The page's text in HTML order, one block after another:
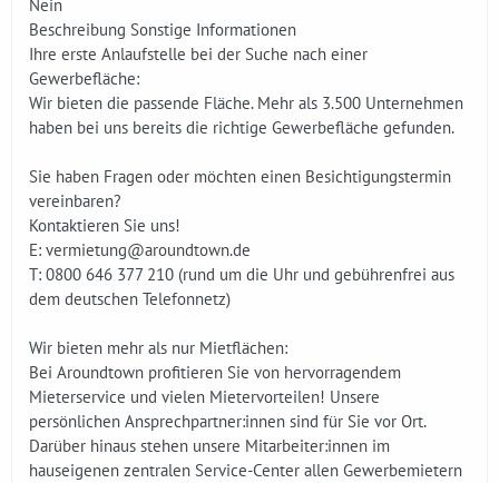
Nein
Beschreibung Sonstige Informationen
Ihre erste Anlaufstelle bei der Suche nach einer
Gewerbefläche:
Wir bieten die passende Fläche. Mehr als 3.500 Unternehmen
haben bei uns bereits die richtige Gewerbefläche gefunden.
Sie haben Fragen oder möchten einen Besichtigungstermin
vereinbaren?
Kontaktieren Sie uns!
E: vermietung@aroundtown.de
T: 0800 646 377 210 (rund um die Uhr und gebührenfrei aus
dem deutschen Telefonnetz)
Wir bieten mehr als nur Mietflächen:
Bei Aroundtown profitieren Sie von hervorragendem
Mieterservice und vielen Mietervorteilen! Unsere
persönlichen Ansprechpartner:innen sind für Sie vor Ort.
Darüber hinaus stehen unsere Mitarbeiter:innen im
hauseigenen zentralen Service-Center allen Gewerbemietern